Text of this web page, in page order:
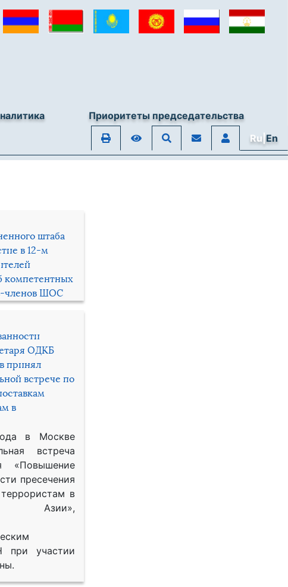
Приоритеты председательства
Ru|En
штаба
в 12-м
компетентных
членов ШОС
ОДКБ
принял
встрече по
в
в Москве
встреча
«Повышение
пресечения
в
Азии»,
при участии